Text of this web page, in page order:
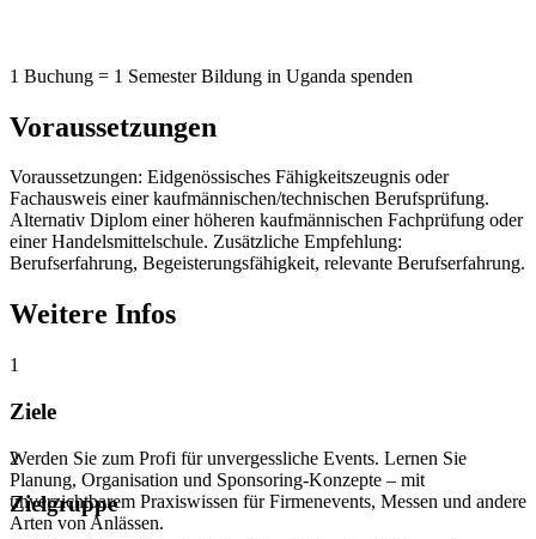
1 Buchung = 1 Semester Bildung in Uganda spenden
Voraussetzungen
Voraussetzungen: Eidgenössisches Fähigkeitszeugnis oder
Fachausweis einer kaufmännischen/technischen Berufsprüfung.
Alternativ Diplom einer höheren kaufmännischen Fachprüfung oder
einer Handelsmittelschule. Zusätzliche Empfehlung:
Berufserfahrung, Begeisterungsfähigkeit, relevante Berufserfahrung.
Weitere Infos
1
Ziele
Werden Sie zum Profi für unvergessliche Events. Lernen Sie
Planung, Organisation und Sponsoring-Konzepte – mit
unverzichtbarem Praxiswissen für Firmenevents, Messen und andere
Arten von Anlässen.
2
Zielgruppe